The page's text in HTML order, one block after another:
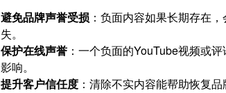
避免品牌声誉受损 ：负面内容如果长期存在
失。
保护在线声誉 ：一个负面的YouTube视频或
影响。
提升客户信任度 ：清除不实内容能帮助恢复